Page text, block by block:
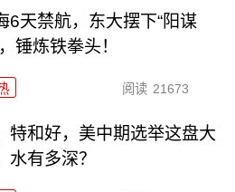
6天禁航，东大摆下“阳谋
锤炼铁拳头！
阅读 21673
特和好，美中期选举这盘大
水有多深？